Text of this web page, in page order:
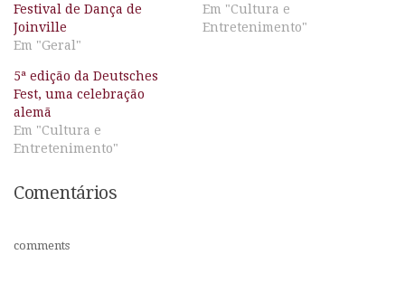
Festival de Dança de
Joinville
Em "Geral"
Em "Cultura e
Entretenimento"
5ª edição da Deutsches
Fest, uma celebração
alemã
Em "Cultura e
Entretenimento"
Comentários
comments